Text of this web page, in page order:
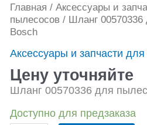
Главная / Аксессуары и
пылесосов/ Шланг 00570336
Bosch
Аксессуары и запчасти
Цену уточняйте
Шланг 00570336 для
Доступно для предзаказа
Количество
товара
Шланг
для
пылесоса
Bosch